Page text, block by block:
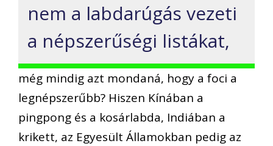
nem a labdarúgás vezeti
a népszerűségi listákat,
még mindig azt mondaná, hogy a foci a
legnépszerűbb? Hiszen Kínában a
pingpong és a kosárlabda, Indiában a
krikett, az Egyesült Államokban pedig az